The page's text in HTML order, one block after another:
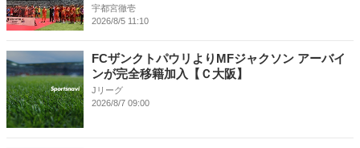
宇都宮徹壱
2026/8/5 11:10
FCザンクトパウリよりMFジャクソン アーバイ
ンが完全移籍加入【Ｃ大阪】
Jリーグ
2026/8/7 09:00